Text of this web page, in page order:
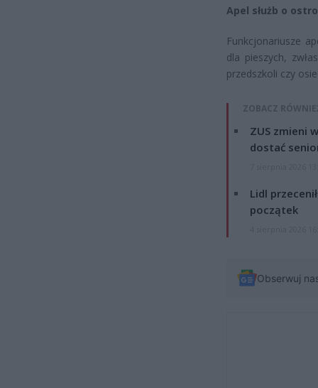
Apel służb o
Funkcjonariusze
dla pieszych,
przedszkoli czy
ZOBACZ
ZUS zmieni
dostać
Lidl
początek
Obserwuj